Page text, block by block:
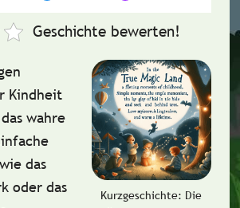
Geschichte bewerten!
Kurzgeschichte: Die
Kindheit
wahre
das
oder das